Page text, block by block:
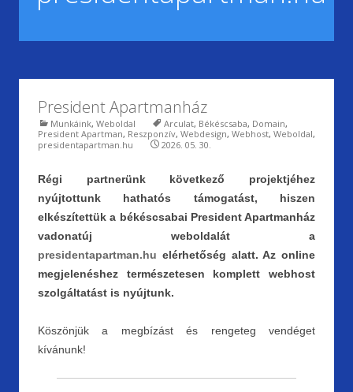
President Apartmanház
Munkáink, Weboldal Arculat, Békéscsaba, Domain,
President Apartman, Reszponzív, Webdesign, Webhost, Weboldal,
presidentapartman.hu
2026. 05. 30.
Régi partnerünk következő projektjéhez
nyújtottunk hathatós támogatást, hiszen
elkészítettük a békéscsabai President Apartmanház
vadonatúj weboldalát a
presidentapartman.hu elérhetőség alatt. Az online
megjelenéshez természetesen komplett webhost
szolgáltatást is nyújtunk.
Köszönjük a megbízást és rengeteg vendéget
kívánunk!